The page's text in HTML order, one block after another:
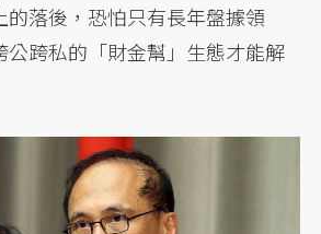
的落後，恐怕只有長年盤據領
公跨私的「財金幫」生態才能解